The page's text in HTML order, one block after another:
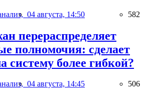
04 августа, 14:50 582
перераспределяет
полномочия: сделает
систему более гибкой?
04 августа, 14:45 506